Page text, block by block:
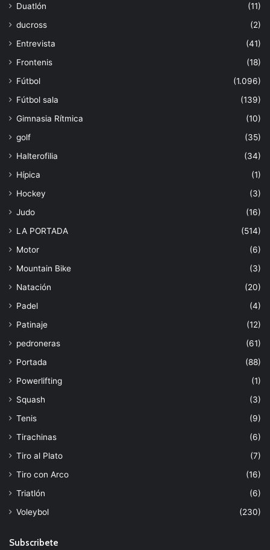
Duatlón
(11)
ducross
(2)
Entrevista
(41)
Frontenis
(18)
Fútbol
(1.096)
Fútbol sala
(139)
Gimnasia Rítmica
(10)
golf
(35)
Halterofilia
(34)
Hípica
(1)
Hockey
(3)
Judo
(16)
LA PORTADA
(514)
Motor
(6)
Mountain Bike
(3)
Natación
(20)
Padel
(4)
Patinaje
(12)
pedroneras
(61)
Portada
(88)
Powerlifting
(1)
Squash
(3)
Tenis
(9)
Tirachinas
(6)
Tiro al Plato
(7)
Tiro con Arco
(16)
Triatlón
(6)
Voleybol
(230)
Subscribete